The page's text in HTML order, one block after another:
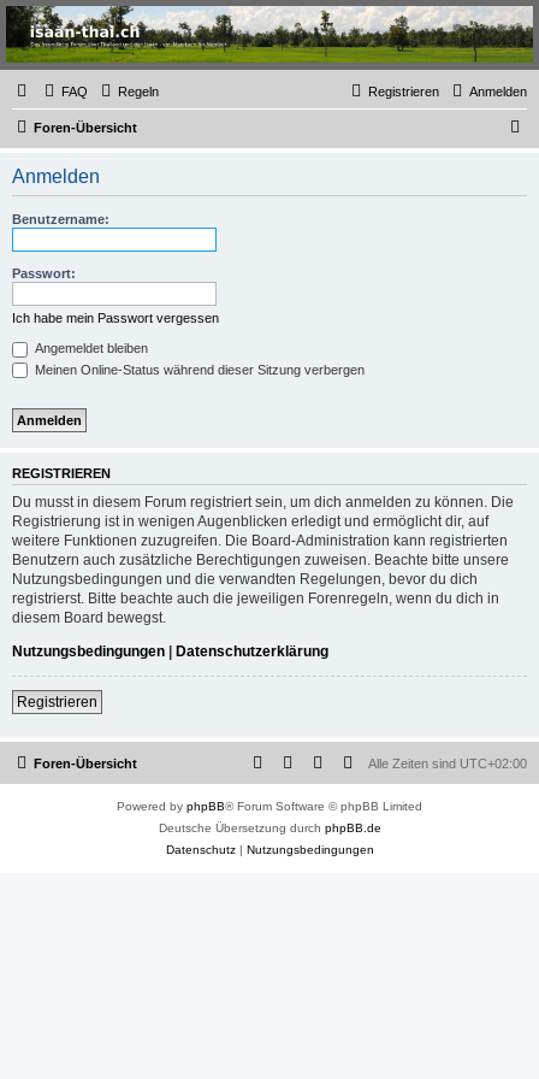
Thailand & Isaan Forum
- isaan-thai.ch
Das freundliche Forum über Thailand und den Isaan - von Membern für Member
FAQ Regeln Anmelden
Registrieren
Foren-Übersicht
Anmelden
Benutzername:
Passwort:
Ich habe mein Passwort vergessen
Angemeldet bleiben
Meinen Online-Status während dieser Sitzung verbergen
REGISTRIEREN
Du musst in diesem Forum registriert sein, um dich anmelden zu können. Die
Registrierung ist in wenigen Augenblicken erledigt und ermöglicht dir, auf
weitere Funktionen zuzugreifen. Die Board-Administration kann registrierten
Benutzern auch zusätzliche Berechtigungen zuweisen. Beachte bitte unsere
Nutzungsbedingungen und die verwandten Regelungen, bevor du dich
registrierst. Bitte beachte auch die jeweiligen Forenregeln, wenn du dich in
diesem Board bewegst.
Nutzungsbedingungen | Datenschutzerklärung
Registrieren
Foren-Übersicht Alle Zeiten sind UTC+02:00
Powered by phpBB® Forum Software © phpBB Limited
Deutsche Übersetzung durch phpBB.de
Datenschutz| Nutzungsbedingungen